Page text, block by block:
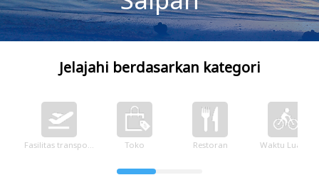
Jelajahi berdasarkan kategori
Fasilitas transportasi Toko Restoran Waktu Luang